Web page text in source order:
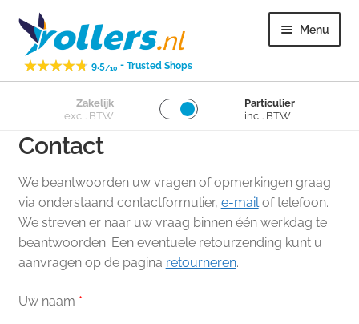
Ga
door
naar
navigatie
Ga
naar
de
inhoud
9.5/10 - Trusted Shops
Menu
Zwenkwielen
Bokwielen
Losse wielen
Overig
Klantenservice
Zakelijk
excl. BTW
Particulier
incl. BTW
Contact
We beantwoorden uw vragen of opmerkingen graag
via onderstaand contactformulier, e-mailof telefoon.
We streven er naar uw vraag binnen één werkdag te
beantwoorden. Een eventuele retourzending kunt u
aanvragen op de pagina retourneren.
Uw naam *